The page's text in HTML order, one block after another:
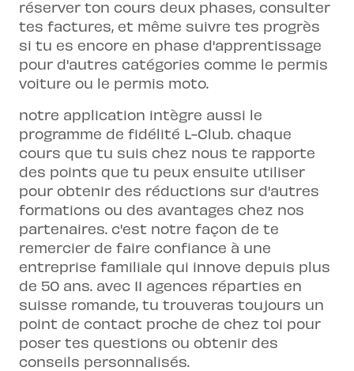
réserver ton cours deux phases, consulter
tes factures, et même suivre tes progrès
si tu es encore en phase d'apprentissage
pour d'autres catégories comme le permis
voiture ou le permis moto.
notre application intègre aussi le
programme de fidélité L-Club. chaque
cours que tu suis chez nous te rapporte
des points que tu peux ensuite utiliser
pour obtenir des réductions sur d'autres
formations ou des avantages chez nos
partenaires. c'est notre façon de te
remercier de faire confiance à une
entreprise familiale qui innove depuis plus
de 50 ans. avec 11 agences réparties en
suisse romande, tu trouveras toujours un
point de contact proche de chez toi pour
poser tes questions ou obtenir des
conseils personnalisés.